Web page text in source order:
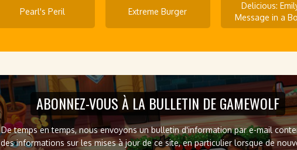
Pearl's Peril Extreme Burger
Delicious:
Message in a
ABONNEZ-VOUS À LA BULLETIN DE GAMEWOLF
De temps en temps, nous envoyons un bulletin d'information par e-mail
des informations sur les mises à jour de ce site, en particulier lorsque de